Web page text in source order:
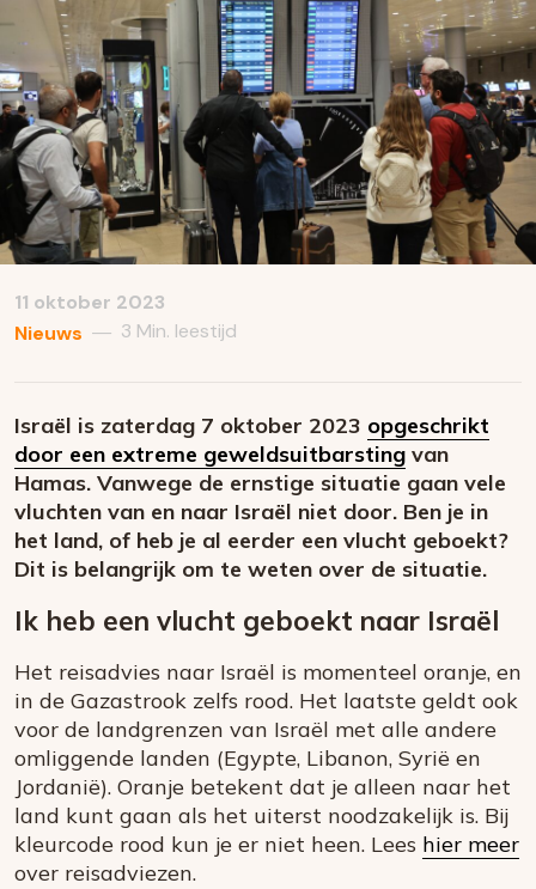
11 oktober 2023
Nieuws — 3 Min. leestijd
Israël is zaterdag 7 oktober 2023 opgeschrikt
door een extreme geweldsuitbarsting van
Hamas. Vanwege de ernstige situatie gaan vele
vluchten van en naar Israël niet door. Ben je in
het land, of heb je al eerder een vlucht geboekt?
Dit is belangrijk om te weten over de situatie.
Ik heb een vlucht geboekt naar Israël
Het reisadvies naar Israël is momenteel oranje, en
in de Gazastrook zelfs rood. Het laatste geldt ook
voor de landgrenzen van Israël met alle andere
omliggende landen (Egypte, Libanon, Syrië en
Jordanië). Oranje betekent dat je alleen naar het
land kunt gaan als het uiterst noodzakelijk is. Bij
kleurcode rood kun je er niet heen. Lees hier meer
over reisadviezen.